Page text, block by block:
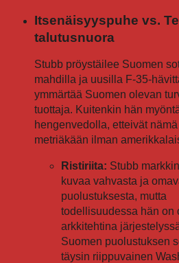
Itsenäisyyspuhe vs.
talutusnuora
Stubb pröystäilee Suomen
mahdilla ja uusilla F-35-
ymmärtää Suomen olevan
tuottaja. Kuitenkin hän
hengenvedolla, etteivät
metriäkään ilman
Ristiriita: Stubb
kuvaa vahvasta ja
puolustuksesta, mutta
todellisuudessa hän on
arkkitehtina
Suomen puolustuksen
täysin riippuvainen